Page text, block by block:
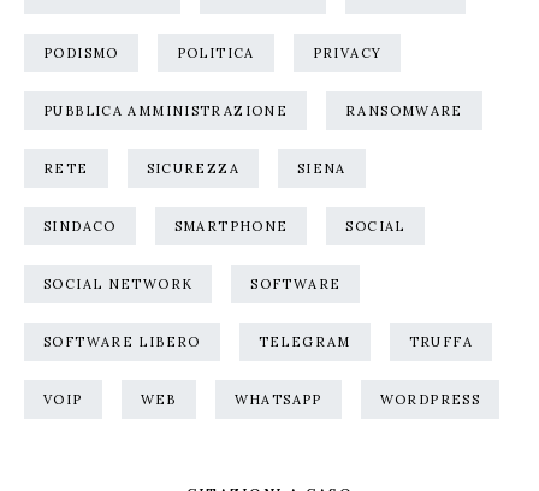
PODISMO POLITICA PRIVACY
PUBBLICA AMMINISTRAZIONE RANSOMWARE
RETE SICUREZZA SIENA
SINDACO SMARTPHONE SOCIAL
SOCIAL NETWORK SOFTWARE
SOFTWARE LIBERO TELEGRAM TRUFFA
VOIP WEB WHATSAPP WORDPRESS